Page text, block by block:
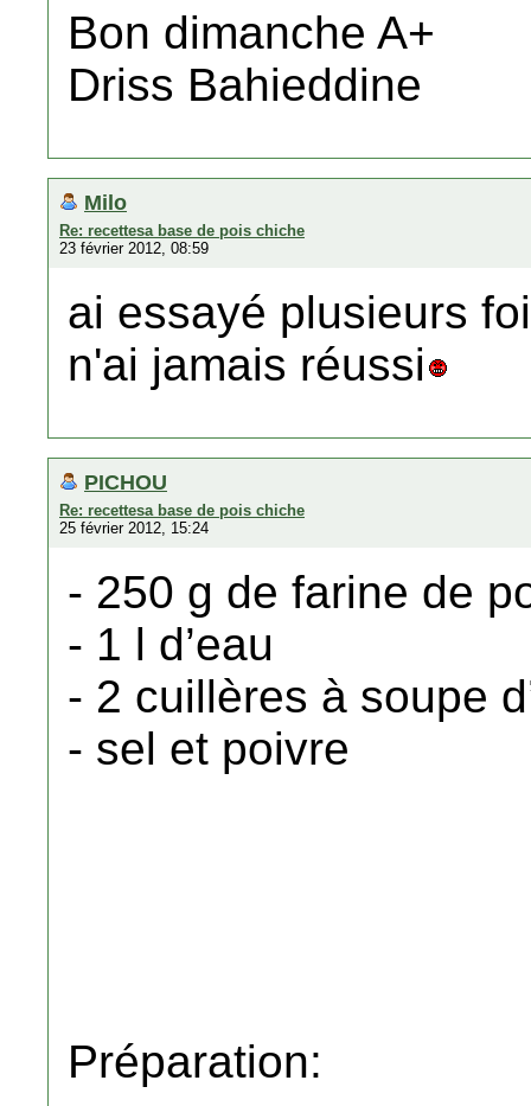
Bon dimanche A+
Driss Bahieddine
Milo
Re: recettesa base de pois chiche
23 février 2012, 08:59
ai essayé plusieurs
n'ai jamais réussi
PICHOU
Re: recettesa base de pois chiche
25 février 2012, 15:24
- 250 g de farine de
- 1 l d’eau
- 2 cuillères à soupe
- sel et poivre
Préparation: